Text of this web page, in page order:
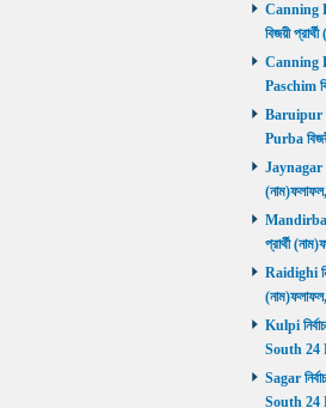
Canning
বিজয়ী
Canning
Paschim
Baruipur
Purba
Jaynagar
প্রার্থী
Raidighi
Kulpi
South 24
Sagar
South 24